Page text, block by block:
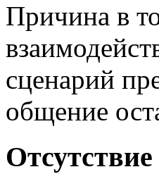
Причина в
сценарий
общение